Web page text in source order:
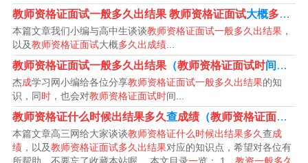
面试成绩查询时间为2021年6月15日起，考生自行登录教
育部中小学教师资格考试网站查询本次面试成绩。教资面
试包含结构化或专业概述、试讲和答辩。其中，结构化或
专业概述占20%，试讲占70%，答辩占10%。考生可于202
1年6月15日起，登录中国教育考试网查询面试结果。
教师资格考试面试成绩上半年和下半年成绩公布时间不一
教师资格证面试一般多久出结果 教师资格证面试大概多久出成绩
本篇文章我们小编与高中生谈谈教师资格证面试一般多久出结果 ，
以及教师资格证面试大概多久出成绩
教师资格证面试一般多久出结果 （教师资格证面试时间 多久
杰成学习网小编给各位分享教师资格证面试一般多久出结果的知
识，同时 ，也会对教师资格证面试时间...
教师资格证什么时候出结果多久查成绩（教师资格证面试多久出结果
本篇文章高三网给大家谈谈教师资格证什么时候出结果多久 查成
绩 ，以及教师资格证面试多久出结果对应的知识点，希望对各位有